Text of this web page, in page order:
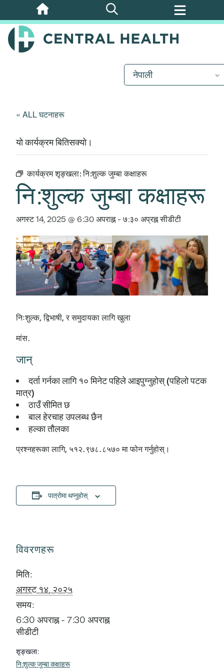
मुख्य
सामग्रीमा
जानुहोस्
नेपाली
« ALL घटनाहरू
यो कार्यक्रम बितिसक्यो।
कार्यक्रम शृङ्खला:नि:शुल्क जुम्बा कक्षाहरू
नि:शुल्क जुम्बा कक्षाहरू
अगस्ट 14, 2025 @ 6:30 अपराह्न- ७:३० अप्रह्नसीडीटी
निःशुल्क, द्विभाषी, र समुदायका लागि खुला
मांस.
जान्
दर्ता गर्नका लागि १० मिनेट पहिले आइपुग्नुहोस् (पहिलो पटक
मात्र)
ठाउँ सीमित छ
बाल हेरचाह उपलब्ध छैन
हल्का तौलका
प्रश्नहरूका लागि, ५१२.९७८.८५७० मा फोन गर्नुहोस्।
पात्रोमा थप्नुहोस्
विवरणहरू
मिति:
अगस्ट १४, २०२५
समय:
6:30 अपराह्न - 7:30 अपराह्न
सीडीटी
शृङ्खला:
नि:शुल्क जुम्बा कक्षाहरू